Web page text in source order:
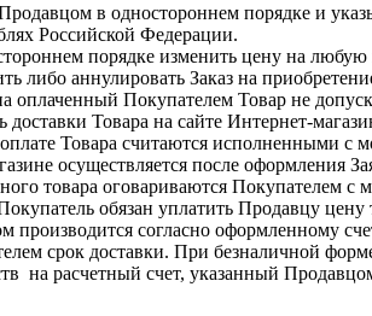
в одностороннем порядке и
Российской Федерации.
порядке изменить цену на
либо аннулировать Заказ на
Покупателем Товар не
доставки Товара на сайте Интернет-
Товара считаются исполненными
осуществляется после оформления
товара оговариваются Покупателем с
обязан уплатить Продавцу цену
производится согласно оформленному
срок доставки. При безналичной
на расчетный счет, указанный